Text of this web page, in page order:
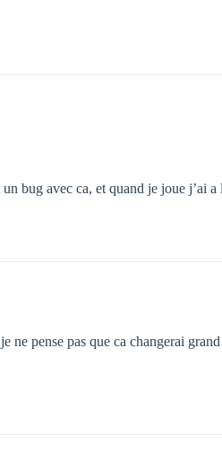
bug avec ca, et quand je joue j’ai
ne pense pas que ca changerai